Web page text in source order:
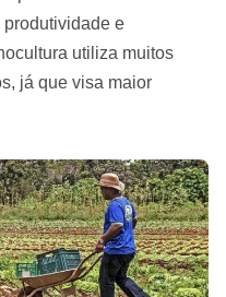
e
utiliza muitos
já que visa maior